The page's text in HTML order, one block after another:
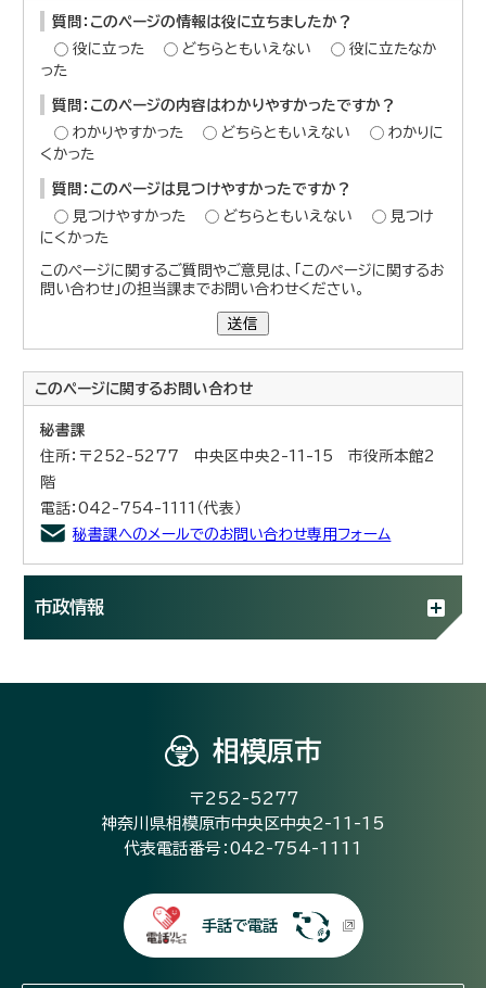
質問：このページの情報は役に立ちましたか？
役に立った
どちらともいえない
役に立たなか
った
質問：このページの内容はわかりやすかったですか？
わかりやすかった
どちらともいえない
わかりに
くかった
質問：このページは見つけやすかったですか？
見つけやすかった
どちらともいえない
見つけ
にくかった
このページに関するご質問やご意見は、「このページに関するお
問い合わせ」の担当課までお問い合わせください。
送信
このページに関するお問い合わせ
秘書課
住所：〒252-5277 中央区中央2-11-15 市役所本館2
階
電話：042-754-1111（代表）
秘書課へのメールでのお問い合わせ専用フォーム
市政情報
相模原市
〒252-5277
神奈川県相模原市中央区中央2-11-15
代表電話番号：042-754-1111
手話で電話